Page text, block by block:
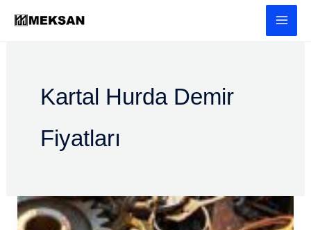
atla
Kartal Hurda Demir
Fiyatları